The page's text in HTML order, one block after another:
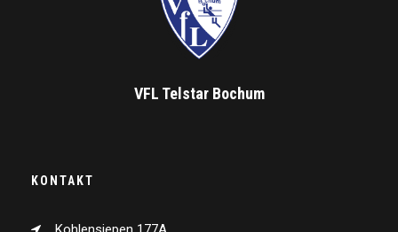
VFL Telstar Bochum
KONTAKT